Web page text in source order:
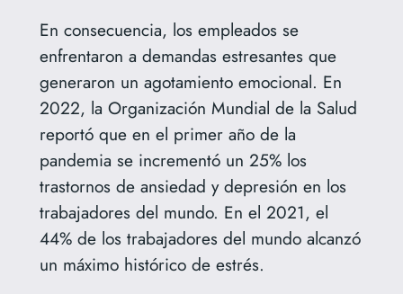
En consecuencia, los empleados se
enfrentaron a demandas estresantes que
generaron un agotamiento emocional. En
2022, la Organización Mundial de la Salud
reportó que en el primer año de la
pandemia se incrementó un 25% los
trastornos de ansiedad y depresión en los
trabajadores del mundo. En el 2021, el
44% de los trabajadores del mundo alcanzó
un máximo histórico de estrés.